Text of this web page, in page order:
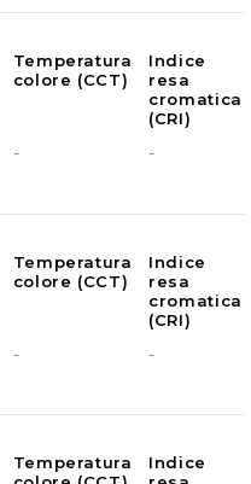
Temperatura
colore (CCT)
Indice
resa
cromatica
(CRI)
-
-
Temperatura
colore (CCT)
Indice
resa
cromatica
(CRI)
-
-
Temperatura
Indice